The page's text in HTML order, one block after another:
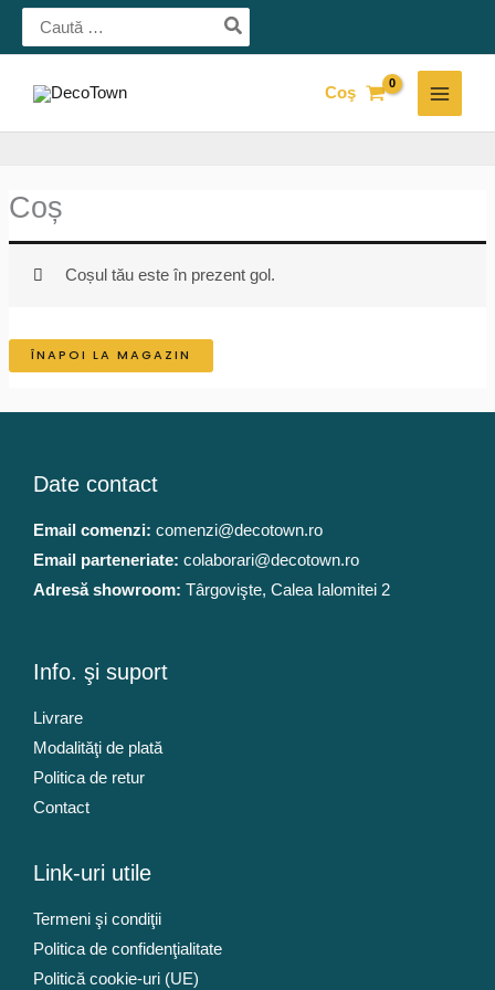
Skip
for:
Coş
MAIN
Coș
Coșul tău este în prezent gol.
ÎNAPOI LA MAGAZIN
Date contact
Email comenzi: comenzi@decotown.ro
Email parteneriate: colaborari@decotown.ro
Adresă showroom: Târgovişte, Calea Ialomitei 2
Info. şi suport
Livrare
Modalităţi de plată
Politica de retur
Contact
Link-uri utile
Termeni şi condiţii
Politica de confidenţialitate
Politică cookie-uri (UE)